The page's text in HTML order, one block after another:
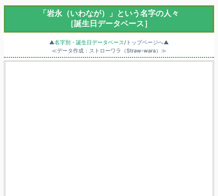
「岩永（いわなが）」という名字の人々
［誕生日データベース］
▲名字別・誕生日データベース/トップページへ▲
≪データ作成：ストローワラ（Straw-wara）≫